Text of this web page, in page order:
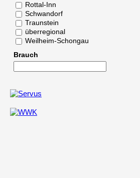
Rottal-Inn
Schwandorf
Traunstein
überregional
Weilheim-Schongau
Brauch